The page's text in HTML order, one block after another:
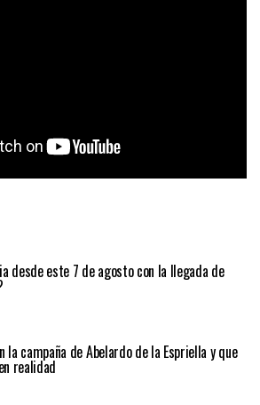
desde este 7 de agosto con la llegada de
campaña de Abelardo de la Espriella y que
realidad